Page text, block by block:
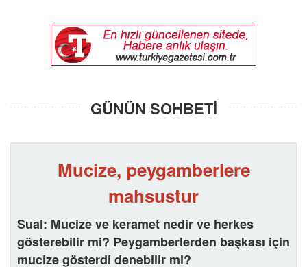
GÜNÜN SOHBETİ
Mucize, peygamberlere
mahsustur
Sual: Mucize ve keramet nedir ve herkes
gösterebilir mi? Peygamberlerden başkası için
mucize gösterdi denebilir mi?